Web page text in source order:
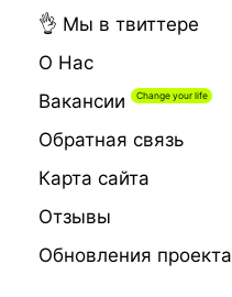
👌 Мы в твиттере
О Нас
Вакансии
Обратная связь
Карта сайта
Отзывы
Обновления проекта